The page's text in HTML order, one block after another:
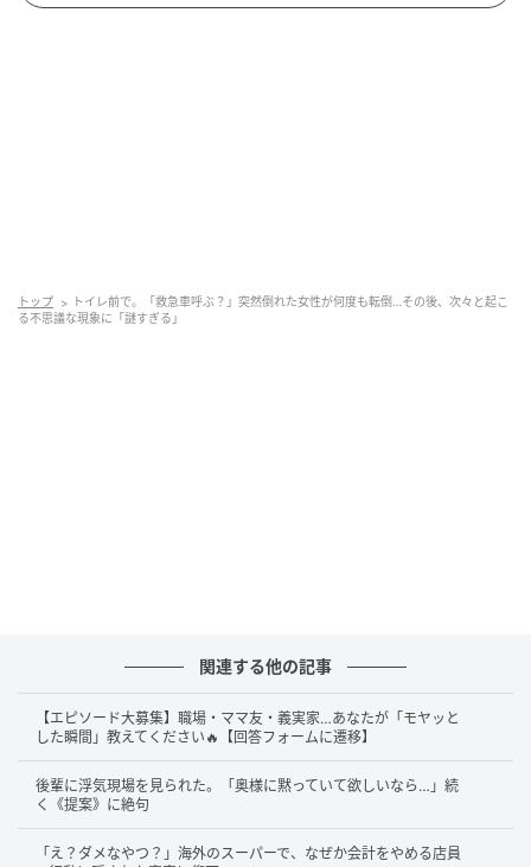
トップ
トイレ前で。「救急車呼ぶ？」突然倒れた女性が何度も転倒…その後、次々と起こ
る不思議な現象に「謎すぎる」
関連する他の記事
【エピソード大募集】職場・ママ友・義実家…あなたが「モヤッと
した瞬間」教えてください🔥【回答フォームに遷移】
後輩に浮気現場を見られた。「奥様に黙っていて欲しいなら…」続
く《提案》に絶句
「え？ダメなやつ？」海外のスーパーで、なぜか会計をやめる店員